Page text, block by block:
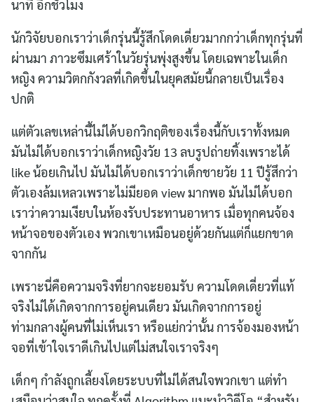
นาที อีกชั่วโมง
นักวิจัยบอกเราว่าเด็กรุ่นนี้รู้สึกโดดเดี่ยวมากกว่าเด็กทุกรุ่นที่
ผ่านมา ภาวะซึมเศร้าในวัยรุ่นพุ่งสูงขึ้น โดยเฉพาะในเด็ก
หญิง ความวิตกกังวลที่เกิดขึ้นในยุคสมัยนี้กลายเป็นเรื่อง
ปกติ
แต่ตัวเลขเหล่านี้ไม่ได้บอกวิกฤติของเรื่องนี้กับเราทั้งหมด
มันไม่ได้บอกเราว่าเด็กหญิงวัย 13 ลบรูปถ่ายทิ้งเพราะได้
like น้อยเกินไป มันไม่ได้บอกเราว่าเด็กชายวัย 11 ปีรู้สึกว่า
ตัวเองล้มเหลวเพราะไม่มียอด view มากพอ มันไม่ได้บอก
เราว่าความเงียบในห้องรับประทานอาหาร เมื่อทุกคนจ้อง
หน้าจอของตัวเอง พวกเขาเหมือนอยู่ด้วยกันแต่ก็แยกขาด
จากกัน
เพราะนี่คือความจริงที่ยากจะยอมรับ ความโดดเดี่ยวที่แท้
จริงไม่ได้เกิดจากการอยู่คนเดียว มันเกิดจากการอยู่
ท่ามกลางผู้คนที่ไม่เห็นเรา หรือแย่กว่านั้น การจ้องมองหน้า
จอที่เข้าใจเราดีเกินไปแต่ไม่สนใจเราจริงๆ
เด็กๆ กำลังถูกเลี้ยงโดยระบบที่ไม่ได้สนใจพวกเขา แต่ทำ